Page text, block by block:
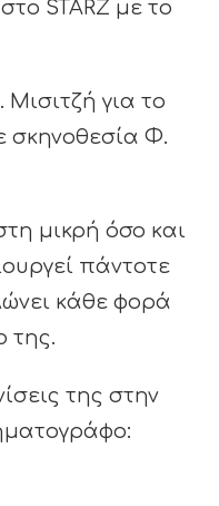
STARZ με το
Μισιτζή για το
Φ.
μικρή όσο και
πάντοτε
κάθε φορά
της.
της στην